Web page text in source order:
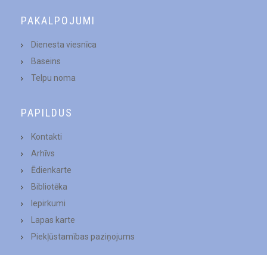
PAKALPOJUMI
Dienesta viesnīca
Baseins
Telpu noma
PAPILDUS
Kontakti
Arhīvs
Ēdienkarte
Bibliotēka
Iepirkumi
Lapas karte
Piekļūstamības paziņojums